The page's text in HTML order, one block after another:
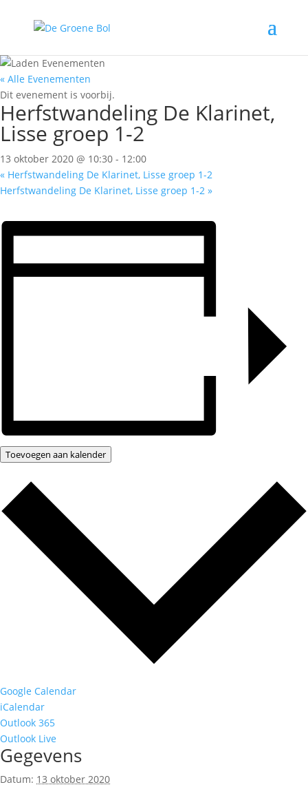
« Alle Evenementen
Dit evenement is voorbij.
Herfstwandeling De Klarinet,
Lisse groep 1-2
13 oktober 2020 @ 10:30 - 12:00
« Herfstwandeling De Klarinet, Lisse groep 1-2
Herfstwandeling De Klarinet, Lisse groep 1-2 »
Toevoegen aan kalender
Google Calendar
iCalendar
Outlook 365
Outlook Live
Gegevens
Datum: 13 oktober 2020